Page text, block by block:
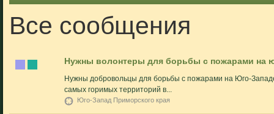
Все сообщения
Нужны волонтеры для борьбы с пожарами на
Нужны добровольцы для борьбы с пожарами на Юго-
самых горимых территорий в...
Юго-Запад Приморского края